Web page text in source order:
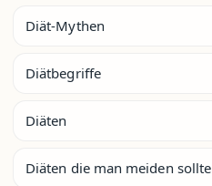
Diät-Mythen
Diätbegriffe
Diäten
Diäten die man meiden sollte